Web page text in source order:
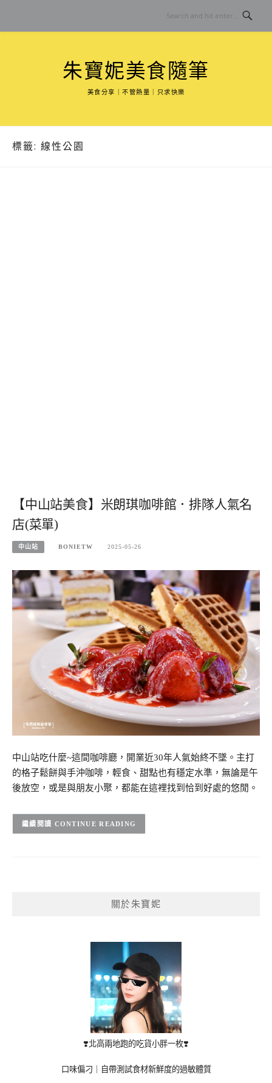
content
朱寶妮美食隨筆
美食分享｜不管熱量｜只求快樂
標籤: 線性公園
【中山站美食】米朗琪咖啡館．排隊人氣名
店(菜單)
中山站 BONIETW 2025-05-26
中山站吃什麼~這間咖啡廳，開業近30年人氣始終不墜。主打
的格子鬆餅與手沖咖啡，輕食、甜點也有穩定水準，無論是午
後放空，或是與朋友小聚，都能在這裡找到恰到好處的悠閒。
CONTINUE READING
關於朱寶妮
❣️北高兩地跑的吃貨小胖一枚❣️
口味偏刁｜自帶測試食材新鮮度的過敏體質